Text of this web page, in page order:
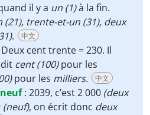
il y a un (1)à la fin.
(21), trente-et-un (31), deux
. 中文
Deux cent trente = 230. Il
cent (100)pour les
pour les milliers. 中文
: 2039, c’est 2 000 (deux
(neuf), on écrit donc deux